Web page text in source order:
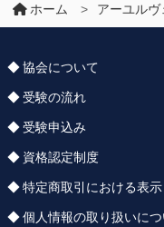
ホーム > アーユル
協会について
受験の流れ
受験申込み
資格認定制度
特定商取引における表示
個人情報の取り扱いに